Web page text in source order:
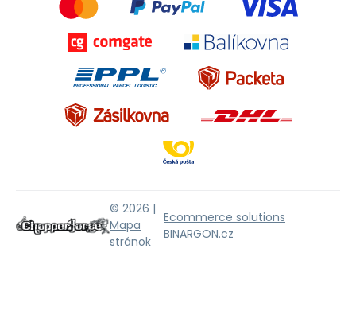
© 2026 |
Mapa
stránok
Ecommerce solutions
BINARGON.cz